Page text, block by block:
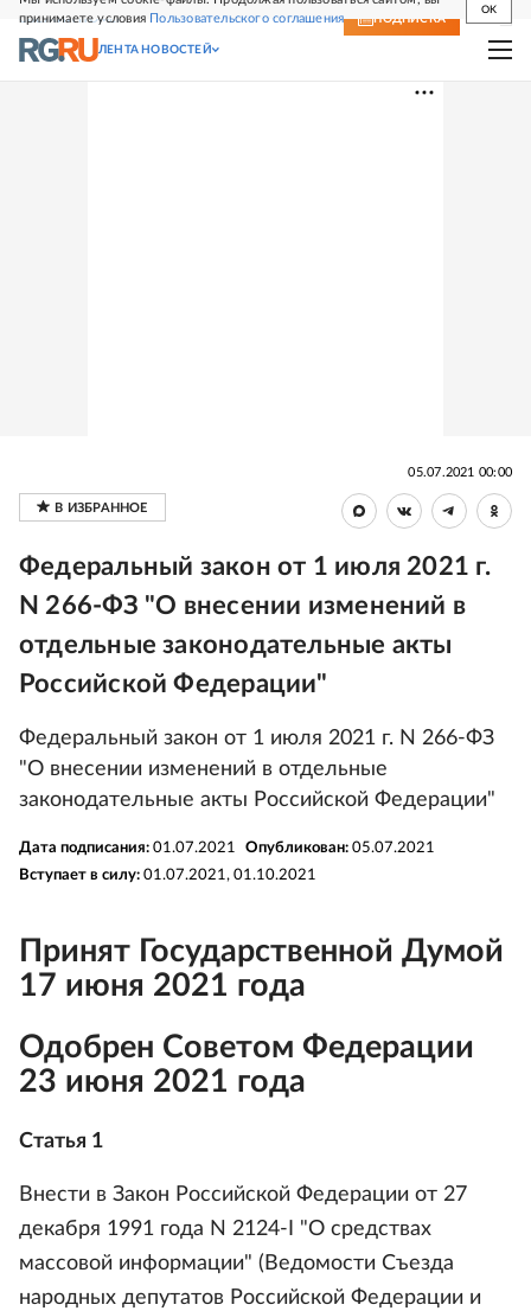
принимаете условия Пользовательского соглашения
OK
СВЕЖИЙ НОМЕР ПОДПИСКА
ЛЕНТА НОВОСТЕЙ
05.07.2021 00:00
Федеральный закон от 1 июля 2021 г.
N 266-ФЗ "О внесении изменений в
отдельные законодательные акты
Российской Федерации"
Федеральный закон от 1 июля 2021 г. N 266-ФЗ
"О внесении изменений в отдельные
законодательные акты Российской Федерации"
Дата подписания: 01.07.2021 Опубликован: 05.07.2021
Вступает в силу: 01.07.2021, 01.10.2021
Принят Государственной Думой
17 июня 2021 года
Одобрен Советом Федерации
23 июня 2021 года
Статья 1
Внести в Закон Российской Федерации от 27
декабря 1991 года N 2124-I "О средствах
массовой информации" (Ведомости Съезда
народных депутатов Российской Федерации и